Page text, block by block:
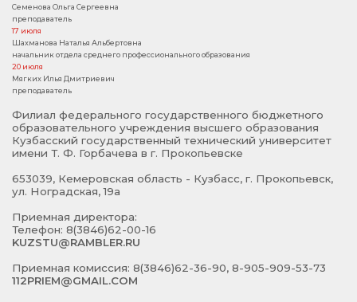
Семенова Ольга Сергеевна
преподаватель
17 июля
Шахманова Наталья Альбертовна
начальник отдела среднего профессионального образования
20 июля
Мягких Илья Дмитриевич
преподаватель
Филиал федерального государственного бюджетного
образовательного учреждения высшего образования
Кузбасский государственный технический университет
имени Т. Ф. Горбачева в г. Прокопьевске
653039, Кемеровская область - Кузбасс, г. Прокопьевск,
ул. Ноградская, 19а
Приемная директора:
Телефон: 8(3846)62-00-16
KUZSTU@RAMBLER.RU
Приемная комиссия: 8(3846)62-36-90, 8-905-909-53-73
112PRIEM@GMAIL.COM